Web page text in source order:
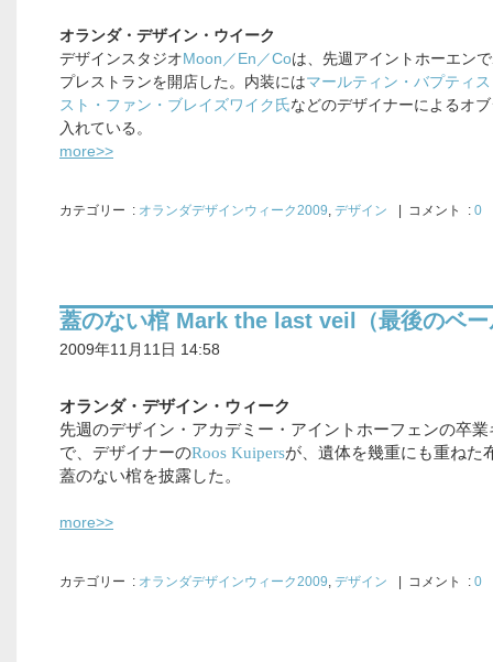
オランダ・デザイン・ウイーク
デザインスタジオMoon／En／Coは、先週アイントホーエン
プレストランを開店した。内装にはマールティン・バプティ
スト・ファン・ブレイズワイク氏などのデザイナーによるオ
入れている。
more>>
カテゴリー : オランダデザインウィーク2009, デザイン | コメント : 0
蓋のない棺 Mark the last veil（最後のベー
2009年11月11日 14:58
オランダ・デザイン・ウィーク
先週のデザイン・アカデミー・アイントホーフェンの卒
で、デザイナーのRoos Kuipersが、遺体を幾重にも重ねた
蓋のない棺を披露した。
more>>
カテゴリー : オランダデザインウィーク2009, デザイン | コメント : 0